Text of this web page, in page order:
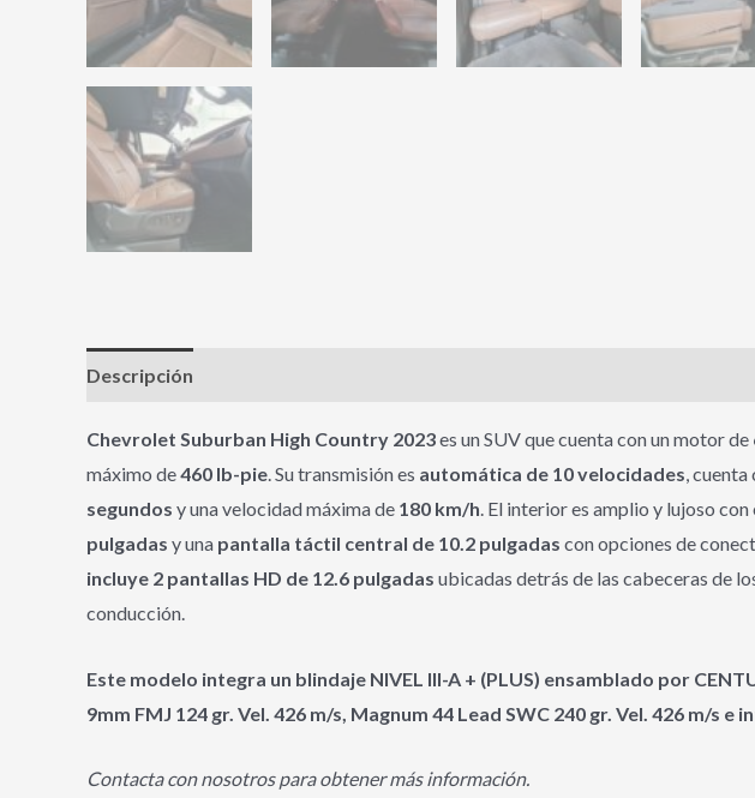
Descripción
Chevrolet Suburban High Country 2023es un SUV que cuenta con un motor de
máximo de460 lb-pie. Su transmisión es automática de 10 velocidades, cuenta
segundos y una velocidad máxima de 180 km/h. El interior es amplio y lujoso
pulgadas y una pantalla táctil central de 10.2 pulgadas con opciones de
incluye 2 pantallas HD de 12.6 pulgadas ubicadas detrás de las cabeceras de
conducción.
Este modelo integra un blindaje NIVEL III-A + (PLUS) ensamblado por
9mm FMJ 124 gr. Vel. 426 m/s, Magnum 44 Lead SWC 240 gr. Vel. 426 m/s e
Contacta con nosotros para obtener más información.